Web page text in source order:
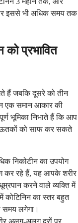
इससे भी अधिक समय तक
प्रभावित
हैं जबकि दूसरे को तीन
एक समान आकार की
भूमिका निभाते हैं कि आप
को साफ कर सकते
निकोटीन का उपयोग
कर रहे हैं, यह आपके शरीर
करने वाले व्यक्ति में
कोटिनिन का स्तर बहुत
समय लगेगा।
अलग-अलग दरों पर